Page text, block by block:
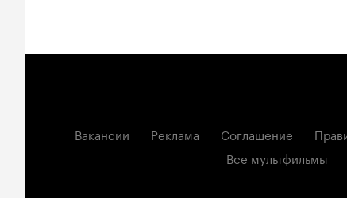
Вакансии Реклама Соглашение
Все мультфильмы